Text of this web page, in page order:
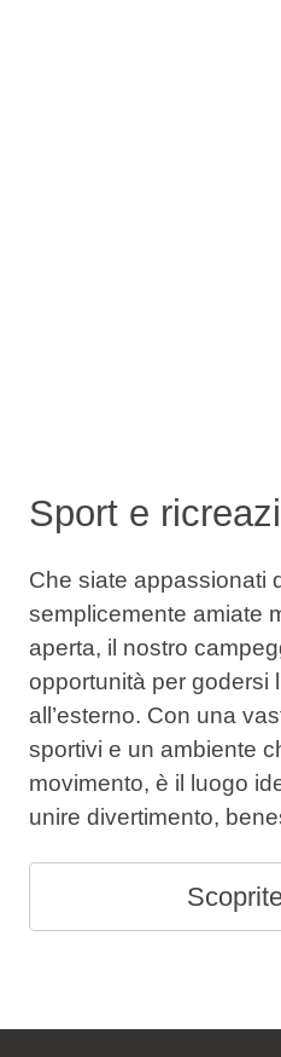
Sport e
Che siate appassionati
semplicemente amiate
aperta, il nostro
opportunità per godersi
all’esterno. Con una
sportivi e un ambiente
movimento, è il luogo
unire divertimento,